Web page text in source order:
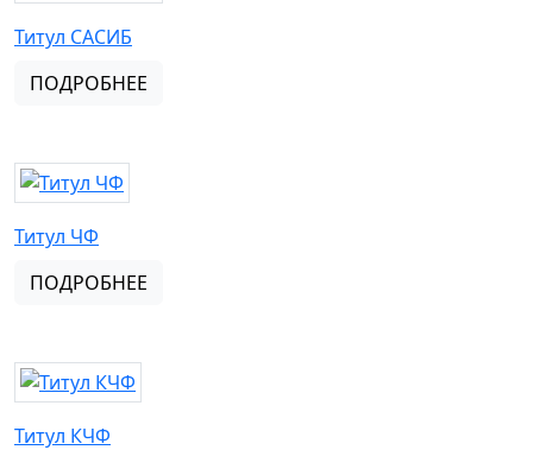
Титул САСИБ
ПОДРОБНЕЕ
Титул ЧФ
ПОДРОБНЕЕ
Титул КЧФ